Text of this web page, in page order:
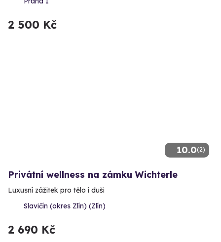
2 500 Kč
10.0(2)
Privátní wellness na zámku Wichterle
Luxusní zážitek pro tělo i duši
Slavičín (okres Zlín) (Zlín)
2 690 Kč